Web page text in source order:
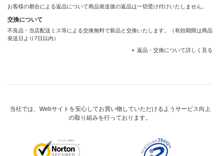
お客様の都合による返品について商品発送後の返品は一切受け付けいたしません。
交換について
不良品・当店配送ミス等による交換無料で新品と交換いたします。（有効期限は商品
発送日より7日以内）
返品・交換について詳しく見る
当社では、Webサイトを安心してお買い物していただけるようサービス向上
の取り組みを行っております。